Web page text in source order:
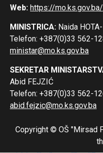
Web: https://mo.ks.gov.ba/
MINISTRICA: Naida
Telefon: +387(0)33 562-
ministar@mo.ks.gov.ba
SEKRETAR
Abid FEJZIĆ
Telefon: +387(0)33 562-
abid.fejzic@mo.ks.gov.ba
Copyright © OŠ "Mirsad